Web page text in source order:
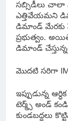
సబ్సిడీలు చాలా
ఎత్తివేయమని
డిమాండ్ మేరకు
ప్రభుత్వం.
డిమాండ్
మొదటి సరిగా
ఇప్పుడున్న
టెర్మ్స్ అండ్
కుండబద్దలు